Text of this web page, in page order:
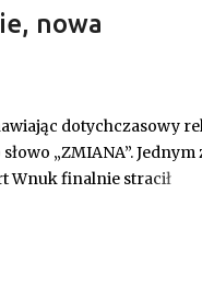
nowa
dotychczasowy
„ZMIANA”. Jednym
Wnuk finalnie stracił